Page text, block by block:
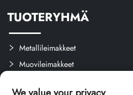
TUOTERYHMÄ
Metallileimakkeet
Muovileimakkeet